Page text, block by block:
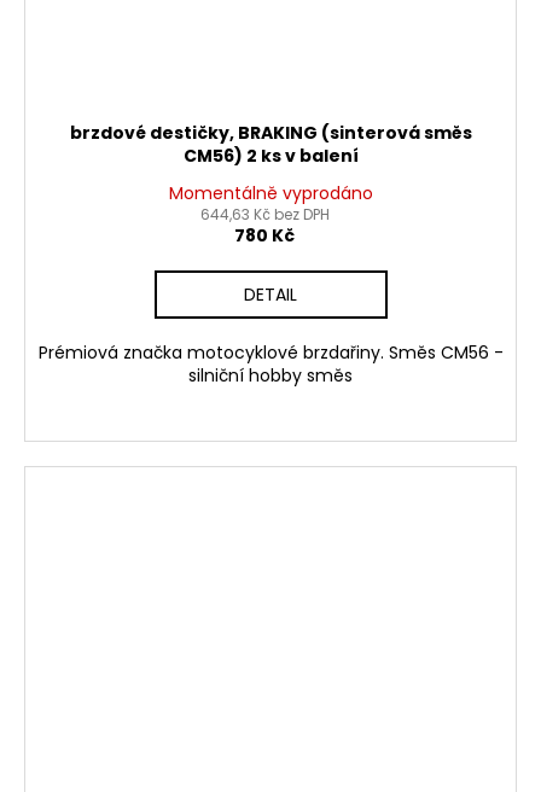
brzdové destičky, BRAKING (sinterová směs
CM56) 2 ks v balení
Momentálně vyprodáno
644,63 Kč bez DPH
780 Kč
DETAIL
Prémiová značka motocyklové brzdařiny. Směs CM56 -
silniční hobby směs